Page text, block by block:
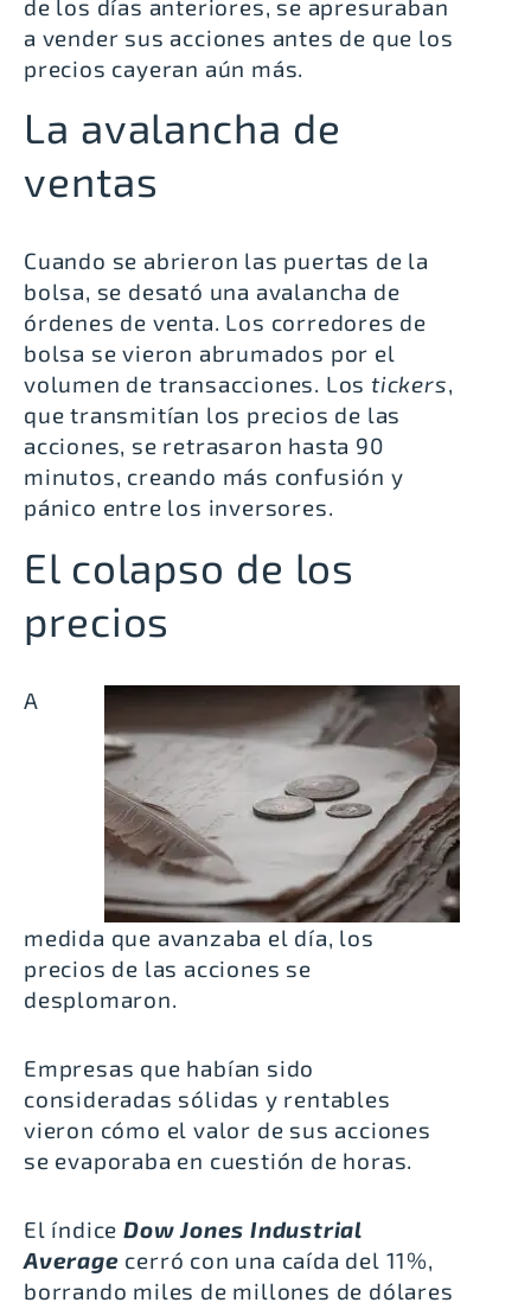
de los días anteriores, se apresuraban
a vender sus acciones antes de que los
precios cayeran aún más.
La avalancha de
ventas
Cuando se abrieron las puertas de la
bolsa, se desató una avalancha de
órdenes de venta. Los corredores de
bolsa se vieron abrumados por el
volumen de transacciones. Lostickers,
que transmitían los precios de las
acciones, se retrasaron hasta 90
minutos, creando más confusión y
pánico entre los inversores.
El colapso de los
precios
A
medida que avanzaba el día, los
precios de las acciones se
desplomaron.
Empresas que habían sido
consideradas sólidas y rentables
vieron cómo el valor de sus acciones
se evaporaba en cuestión de horas.
El índice Dow Jones Industrial
Average cerró con una caída del 11%,
borrando miles de millones de dólares